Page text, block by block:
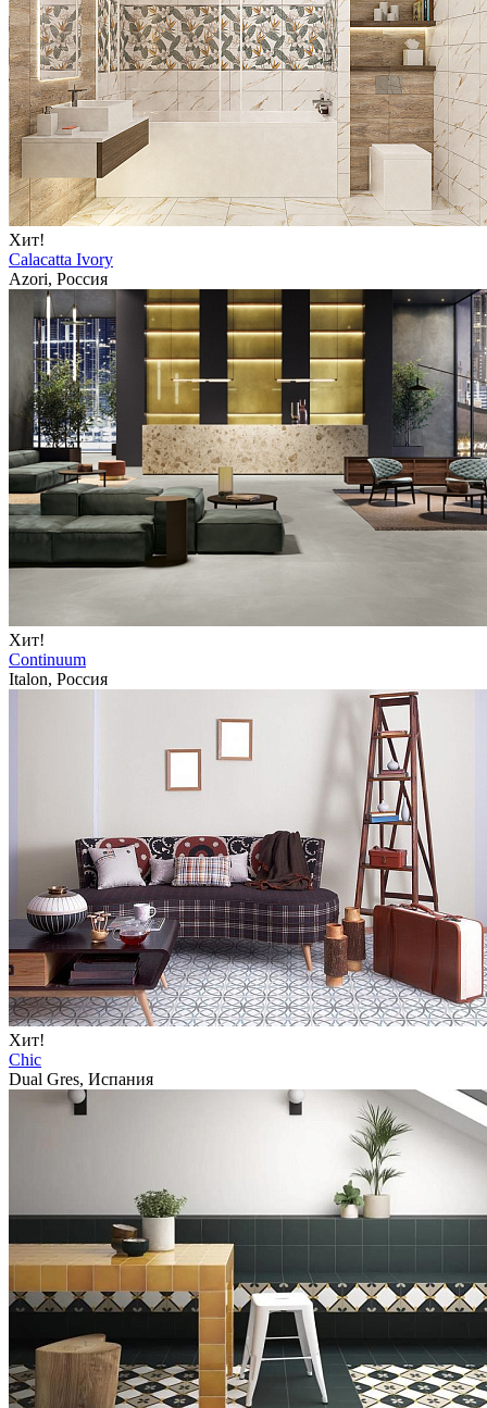
Хит!
Calacatta Ivory
Azori, Россия
Хит!
Continuum
Italon, Россия
Хит!
Chic
Dual Gres, Испания